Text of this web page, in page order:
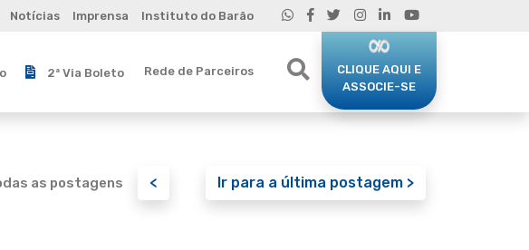
Notícias Imprensa Instituto do Barão
2ª Via Boleto Rede de Parceiros
CLIQUE AQUI E
ASSOCIE-SE
as postagens < Ir para a última postagem >